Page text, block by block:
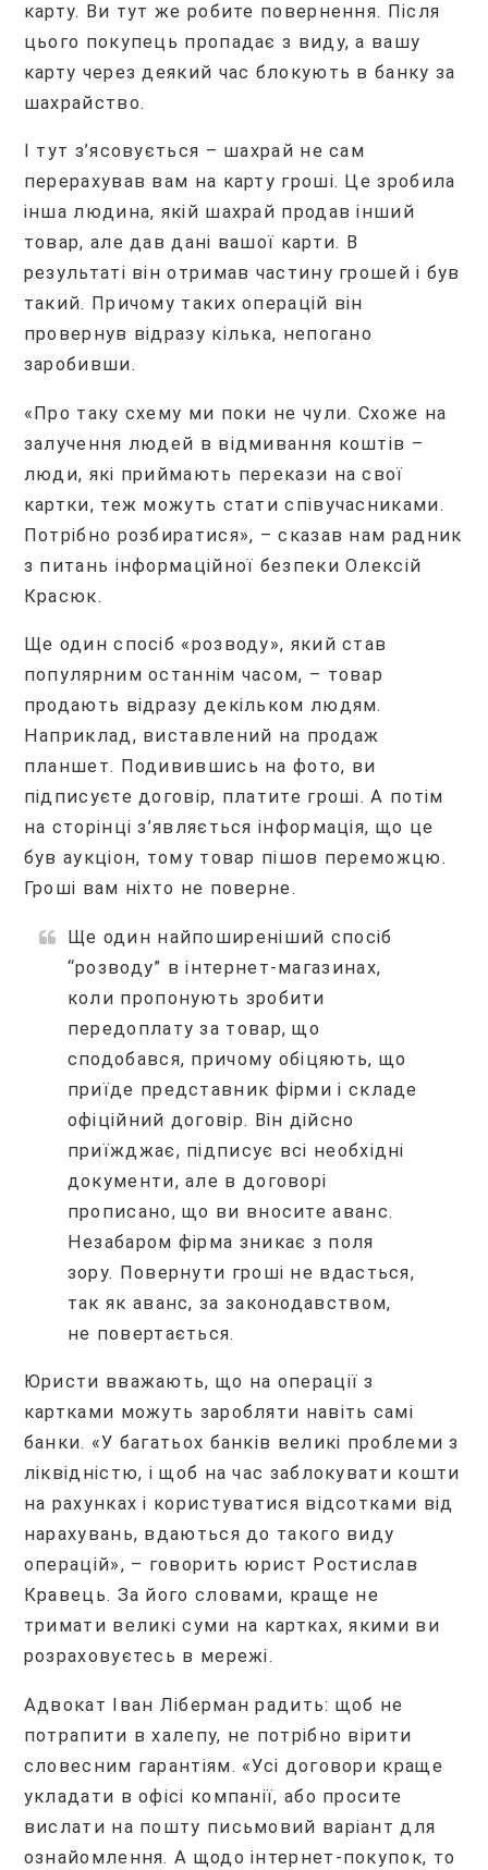
карту. Ви тут же робите повернення. Після
цього покупець пропадає з виду, а вашу
карту через деякий час блокують в банку за
шахрайство.
І тут з’ясовується – шахрай не сам
перерахував вам на карту гроші. Це зробила
інша людина, якій шахрай продав інший
товар, але дав дані вашої карти. В
результаті він отримав частину грошей і був
такий. Причому таких операцій він
провернув відразу кілька, непогано
заробивши.
«Про таку схему ми поки не чули. Схоже на
залучення людей в відмивання коштів –
люди, які приймають перекази на свої
картки, теж можуть стати співучасниками.
Потрібно розбиратися», – сказав нам радник
з питань інформаційної безпеки Олексій
Красюк.
Ще один спосіб «розводу», який став
популярним останнім часом, – товар
продають відразу декільком людям.
Наприклад, виставлений на продаж
планшет. Подивившись на фото, ви
підписуєте договір, платите гроші. А потім
на сторінці з’являється інформація, що це
був аукціон, тому товар пішов переможцю.
Гроші вам ніхто не поверне.
Ще один найпоширеніший спосіб
“розводу” в інтернет-магазинах,
коли пропонують зробити
передоплату за товар, що
сподобався, причому обіцяють, що
приїде представник фірми і складе
офіційний договір. Він дійсно
приїжджає, підписує всі необхідні
документи, але в договорі
прописано, що ви вносите аванс.
Незабаром фірма зникає з поля
зору. Повернути гроші не вдасться,
так як аванс, за законодавством,
не повертається.
Юристи вважають, що на операції з
картками можуть заробляти навіть самі
банки. «У багатьох банків великі проблеми з
ліквідністю, і щоб на час заблокувати кошти
на рахунках і користуватися відсотками від
нарахувань, вдаються до такого виду
операцій», – говорить юрист Ростислав
Кравець. За його словами, краще не
тримати великі суми на картках, якими ви
розраховуєтесь в мережі.
Адвокат Іван Ліберман радить: щоб не
потрапити в халепу, не потрібно вірити
словесним гарантіям. «Усі договори краще
укладати в офісі компанії, або просите
вислати на пошту письмовий варіант для
ознайомлення. А щодо інтернет-покупок, то